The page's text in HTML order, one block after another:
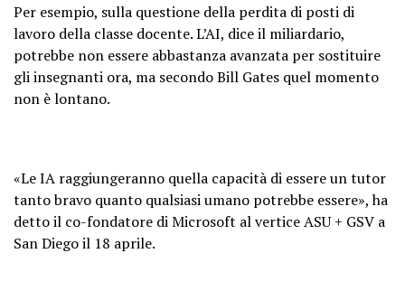
Per esempio, sulla questione della perdita di posti di
lavoro della classe docente. L’AI, dice il miliardario,
potrebbe non essere abbastanza avanzata per sostituire
gli insegnanti ora, ma secondo Bill Gates quel momento
non è lontano.
«Le IA raggiungeranno quella capacità di essere un tutor
tanto bravo quanto qualsiasi umano potrebbe essere», ha
detto il co-fondatore di Microsoft al vertice ASU + GSV a
San Diego il 18 aprile.